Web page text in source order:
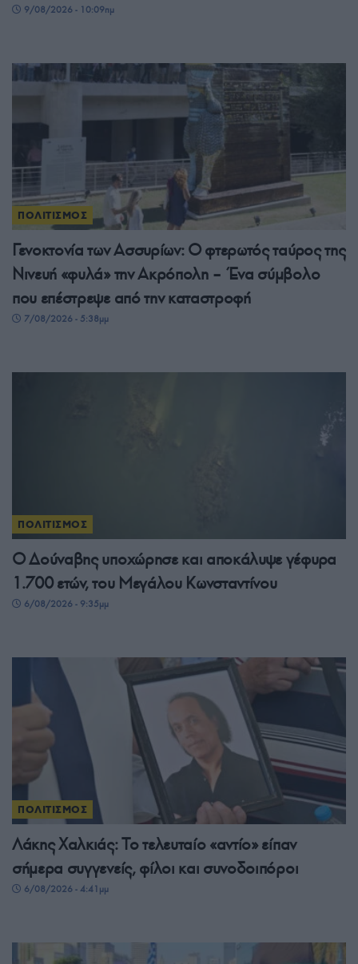
9/08/2026 - 10:09πμ
ΠΟΛΙΤΙΣΜΟΣ
Γενοκτονία των Ασσυρίων: Ο φτερωτός ταύρος της
Νινευή «φυλά» την Ακρόπολη – Ένα σύμβολο
που επέστρεψε από την καταστροφή
7/08/2026 - 5:38μμ
ΠΟΛΙΤΙΣΜΟΣ
Ο Δούναβης υποχώρησε και αποκάλυψε γέφυρα
1.700 ετών, του Μεγάλου Κωνσταντίνου
6/08/2026 - 9:35μμ
ΠΟΛΙΤΙΣΜΟΣ
Λάκης Χαλκιάς: Το τελευταίο «αντίο» είπαν
σήμερα συγγενείς, φίλοι και συνοδοιπόροι
6/08/2026 - 4:41μμ